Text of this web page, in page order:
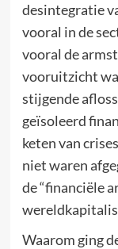
desintegratie
vooral in de
vooral de
vooruitzicht
stijgende
geïsoleerd
keten van
niet waren
de “financiële
Waarom ging